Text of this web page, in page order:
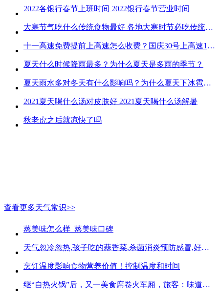
2022各银行春节上班时间 2022银行春节营业时间
大寒节气吃什么传统食物最好 各地大寒时节必吃传统美食
十一高速免费提前上高速怎么收费？国庆30号上高速1号下高速免费吗？
夏天什么时候降雨最多？为什么夏天是多雨的季节？
夏天雨水多对冬天有什么影响吗？为什么夏天下冰雹而冬天不下冰雹
2021夏天喝什么汤对皮肤好 2021夏天喝什么汤解暑
秋老虎之后就凉快了吗
查看更多天气常识>>
蒸美味怎么样_蒸美味口碑
天气忽冷忽热,孩子吃的蒜香菜,杀菌消炎预防感冒,好吃不贵
烹饪温度影响食物营养价值！控制温度和时间
继“自热火锅”后，又一美食席卷火车厢，旅客：味道好吃又方便